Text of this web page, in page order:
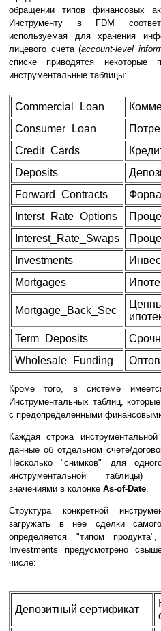
обращении типов финансовых
Инструменту в FDM
используемая для хранения
лицевого счета (account-level
списке приводятся некоторые
инструментальные таблицы:
Commercial_Loan
Consumer_Loan
Credit_Cards
Deposits
Forward_Contracts
Interst_Rate_Options
Interest_Rate_Swaps
Investments
Mortgages
Mortgage_Back_Sec
Term_Deposits
Wholesale_Funding
Кроме того, в системе
Инструментальных таблиц,
с предопределенными
Каждая строка
данные об отдельном счете/
Несколько "снимков" для
инструментальной таблицы)
значениями в колонке As-of-Date.
Структура конкретной
загружать в нее сделки
определяется "типом
Investments предусмотрено
числе:
Депозитный сертификат